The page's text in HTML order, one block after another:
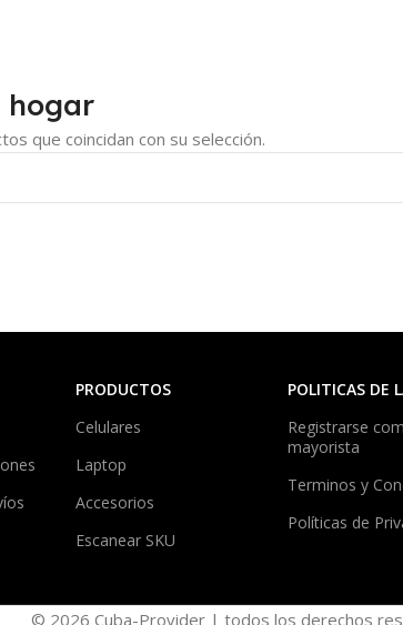
hogar
que coincidan con su selección.
PRODUCTOS
Celulares
Laptop
Accesorios
Escanear SKU
POLITICAS DE
Registrarse
mayorista
Terminos y
Políticas de
© 2026 Cuba-Provider | todos los derechos